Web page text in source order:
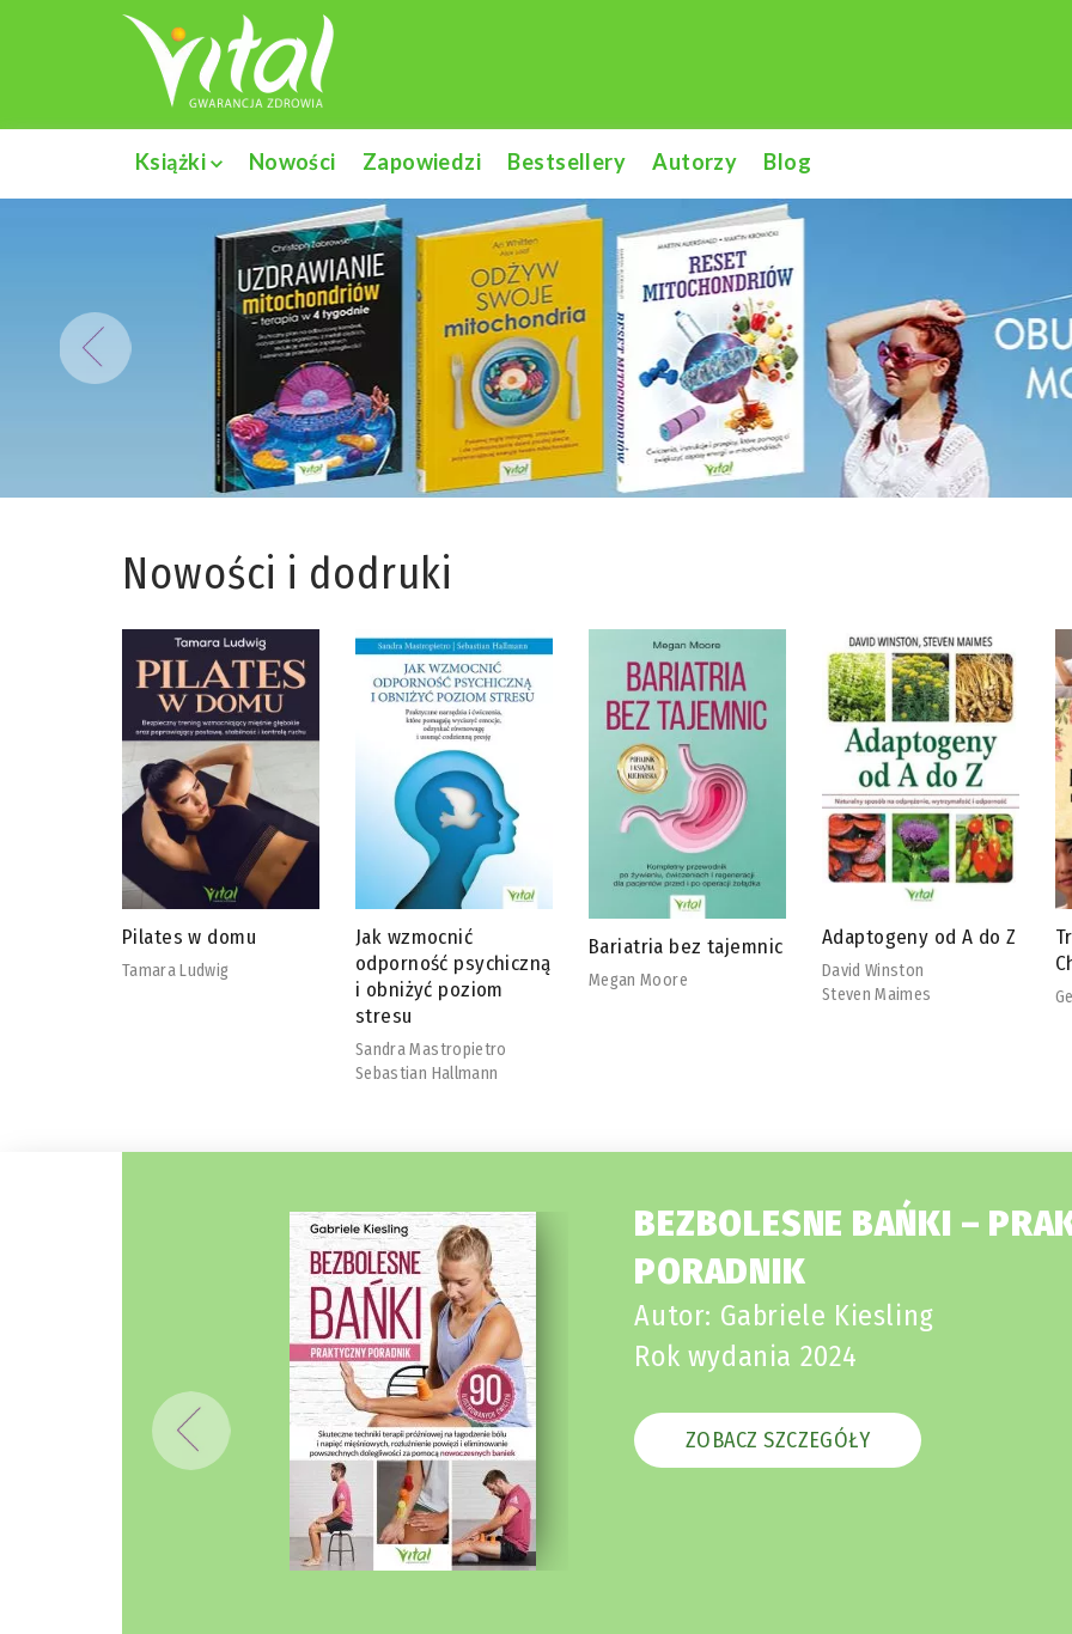
Książki Nowości Zapowiedzi Bestsellery Autorzy Blog
Nowości i dodruki
Jak wzmocnić
odporność psychiczną
Bariatria bez tajemnic
Megan Moore
Adaptogeny od A do Z
David Winston
Steven Maimes
Tradycyjna Medycyna
Chińska
Georg Weidinger
BEZBOLESNE BAŃKI –
PORADNIK
Autor: Gabriele Kiesling
Rok wydania 2024
ZOBACZ SZCZEGÓŁY